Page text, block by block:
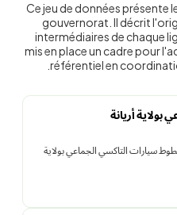
Ce jeu de données présente
gouvernorat. Il décrit
intermédiaires de chaque
mis en place un cadre pour
référentiel en
أريانة
سيارات التاكسي الجماعي بولاية